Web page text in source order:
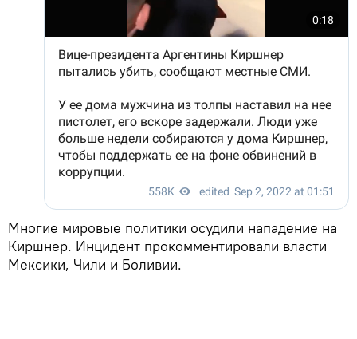
Многие мировые политики осудили нападение на
Киршнер. Инцидент прокомментировали власти
Мексики, Чили и Боливии.